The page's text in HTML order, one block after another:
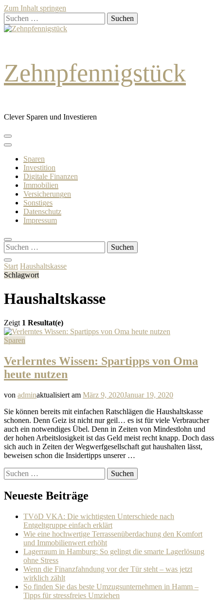
Zum Inhalt springen
Suchen
nach:
Zehnpfennigstück
Clever Sparen und Investieren
Sparen
Investition
Digitale Finanzen
Immobilien
Versicherungen
Sonstiges
Datenschutz
Impressum
Suchen
nach:
Start Haushaltskasse
Schlagwort
Haushaltskasse
Zeigt 1 Resultat(e)
Sparen
Verlerntes Wissen: Spartipps von Oma
heute nutzen
von adminaktualisiert am März 9, 2020Januar 19, 2020
Sie können bereits mit einfachen Ratschlägen die Haushaltskasse
schonen. Denn Geiz ist nicht nur geil… es ist für viele Verbraucher
auch ein notwendiges Übel. Denn in Zeiten von Mindestlohn und
der hohen Arbeitslosigkeit ist das Geld meist recht knapp. Doch dass
sich auch in Zeiten der Wegwerfgesellschaft gut haushalten lässt,
beweisen schon die Insidertipps unserer …
Suchen
nach:
Neueste Beiträge
TVöD VKA: Die wichtigsten Unterschiede nach
Entgeltgruppe einfach erklärt
Wie eine hochwertige Terrassenüberdachung den Komfort
und Immobilienwert erhöht
Lagerraum in Hamburg: So gelingt die smarte Lagerlösung
ohne Stress
Wenn die Finanzfahndung vor der Tür steht – was jetzt
wirklich zählt
So finden Sie das beste Umzugsunternehmen in Hamm –
Tipps für stressfreies Umziehen